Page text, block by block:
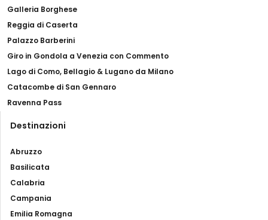
Galleria Borghese
Reggia di Caserta
Palazzo Barberini
Giro in Gondola a Venezia con Commento
Lago di Como, Bellagio & Lugano da Milano
Catacombe di San Gennaro
Ravenna Pass
Destinazioni
Abruzzo
Basilicata
Calabria
Campania
Emilia Romagna